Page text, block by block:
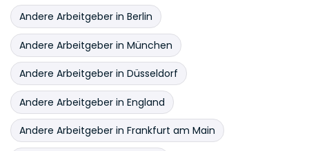
Andere Arbeitgeber in Berlin
Andere Arbeitgeber in München
Andere Arbeitgeber in Düsseldorf
Andere Arbeitgeber in England
Andere Arbeitgeber in Frankfurt am Main